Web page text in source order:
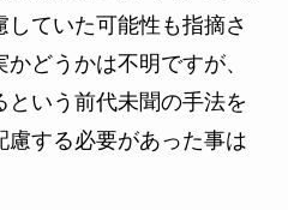
ていた可能性も指摘さ
どうかは不明ですが、
という前代未聞の手法を
する必要があった事は